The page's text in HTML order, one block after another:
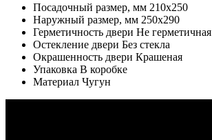
Посадочный размер, мм 210x250
Наружный размер, мм 250x290
Герметичность двери Не герметичная
Остекление двери Без стекла
Окрашенность двери Крашеная
Упаковка В коробке
Материал Чугун